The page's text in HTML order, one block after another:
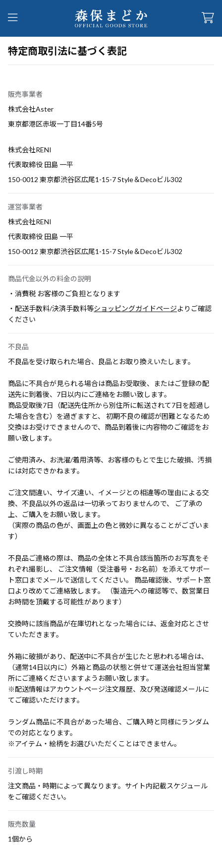
特定商取引法に基づく表記
販売事業者
株式会社Aster
東京都港区赤坂一丁目14番5号
株式会社RENI
代表取締役 田島 一平
150-0012 東京都渋谷区広尾1-15-7 Style＆Decoビル302
運営事業者
株式会社RENI
代表取締役 田島 一平
150-0012 東京都渋谷区広尾1-15-7 Style＆Decoビル302
商品代金以外の料金の説明
・消費税 お客様のご負担となります
・配送手数料/決済手数料等ショッピングガイドページよりご確認
ください
不良品
不良品を受け取られた場合、良品とお取り換えいたします。
商品に不具合が見られる場合は商品お受取後、またはご登録の配
送先に到着後、7日以内にご連絡をお願い致します。
商品受取後7日（配送先住所から別住所に転送されて7日を超過し
た場合を含む）を過ぎますと、 初期不良の確認が困難となるため
交換はお受けできませんので、商品到着後に内容物のご確認をお
願い致します。
ご使用済み、お洗濯/着用済等、お客様のもとで生じた破損、汚損
には対応できかねます。
ご注文間違い、サイズ違い、イメージとの相違等の理由による交
換、不良品以外の返品は一切承っておりませんので、 ご了承の
上、ご購入をお願い致します。
（実際の商品の色が、画面上の色と微妙に異なることがございま
す）
不良品ご連絡の際は、商品の全体と不具合該当箇所のお写真をそ
れぞれ撮影し、 ご注文情報（受注番号・お名前）を添えてサポー
ト窓口までメールで送信してください。 商品確認後、サポート窓
口より改めてご連絡致します。 （製造元への確認等で、数営業日
お時間を頂戴する可能性があります）
交換時に該当商品が在庫切れとなった場合には、返金対応とさせ
ていただきます。
外箱に破損があり、配送中に不具合が生じたと思われる場合は、
（通常14日以内に）外箱と商品の状態と併せて運送会社担当営業
所にご連絡くださいますようお願い致します。
※配送情報はアカウントページ注文履歴、及び発送確認メールに
てご確認いただけます。
ランダム商品に不具合があった場合、ご購入時と同様にランダム
での対応となります。
※アイテム・絵柄をお選びいただくことはできません。
引渡し時期
注文商品・時期によって異なります。サイト内記載スケジュール
をご確認ください。
販売数量
1個から